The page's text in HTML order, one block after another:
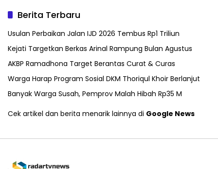
Berita Terbaru
Usulan Perbaikan Jalan IJD 2026 Tembus Rp1 Triliun
Kejati Targetkan Berkas Arinal Rampung Bulan Agustus
AKBP Ramadhona Target Berantas Curat & Curas
Warga Harap Program Sosial DKM Thoriqul Khoir Berlanjut
Banyak Warga Susah, Pemprov Malah Hibah Rp35 M
Cek artikel dan berita menarik lainnya di Google News